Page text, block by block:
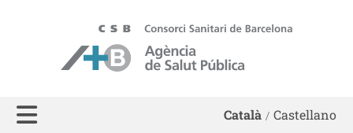
ASPB - Agència de Salut Pública de Barcelona
Català Castellano